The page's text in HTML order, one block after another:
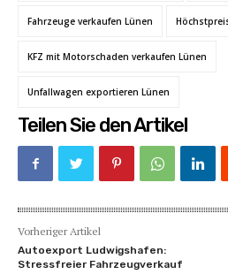
Fahrzeuge verkaufen Lünen
KFZ mit Motorschaden verkaufen Lünen
Unfallwagen exportieren Lünen
Teilen Sie den Artikel
Vorheriger Artikel
Autoexport Ludwigshafen:
Stressfreier Fahrzeugverkauf